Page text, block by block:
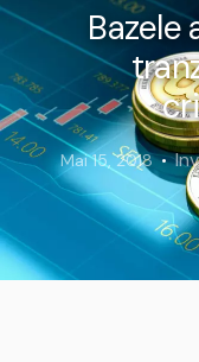
Bazele
Mai 15, 2018